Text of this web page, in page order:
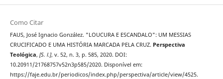
Como Citar
FAUS, José Ignacio González. "LOUCURA E ESCANDALO": UM MESSIAS
CRUCIFICADO E UMA HISTÓRIA MARCADA PELA CRUZ. Perspectiva
Teológica, [S. l.], v. 52, n. 3, p. 585, 2020. DOI:
10.20911/21768757v52n3p585/2020. Disponível em:
https://faje.edu.br/periodicos/index.php/perspectiva/article/view/4525.